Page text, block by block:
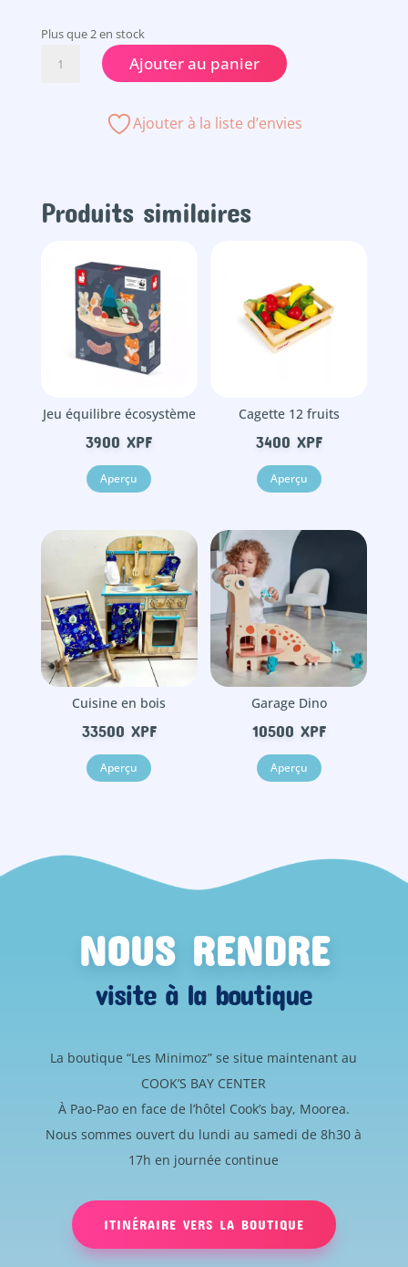
Plus que 2 en stock
Ajouter au panier
Ajouter à la liste d’envies
Produits similaires
Jeu équilibre écosystème
3900XPF
Aperçu
Cagette 12 fruits
3400 XPF
Aperçu
Cuisine en bois
33500 XPF
Aperçu
Garage Dino
10500 XPF
Aperçu
NOUS RENDRE
visite à la boutique
La boutique “Les Minimoz” se situe maintenant au
COOK’S BAY CENTER
À Pao-Pao en face de l’hôtel Cook’s bay, Moorea.
Nous sommes ouvert du lundi au samedi de 8h30 à
17h en journée continue
ITINÉRAIRE VERS LA BOUTIQUE